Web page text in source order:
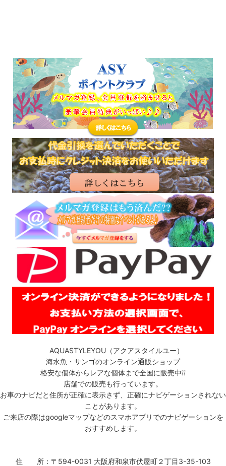
AQUASTYLEYOU（アクアスタイルユー）
海水魚・サンゴのオンライン通販ショップ
格安な個体からレアな個体まで全国に販売中❕❕
店舗での販売も行っています。
お車のナビだと住所が正確に表示さず、正確にナビゲーションされない
ことがあります。
ご来店の際はgoogleマップなどのスマホアプリでのナビゲーションを
おすすめします。
住 所：〒594-0031 大阪府和泉市伏屋町２丁目3-35-103